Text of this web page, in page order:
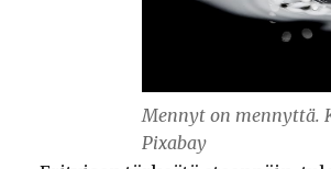
Mennyt on mennyttä.
Pixabay